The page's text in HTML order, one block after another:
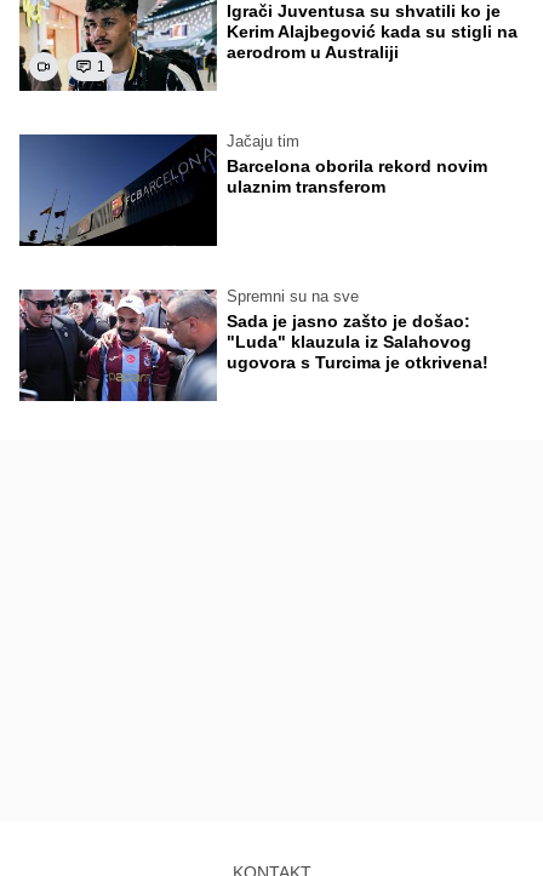
1
Igrači Juventusa su shvatili ko je
Kerim Alajbegović kada su stigli na
aerodrom u Australiji
Jačaju tim
Barcelona oborila rekord novim
ulaznim transferom
Spremni su na sve
Sada je jasno zašto je došao:
"Luda" klauzula iz Salahovog
ugovora s Turcima je otkrivena!